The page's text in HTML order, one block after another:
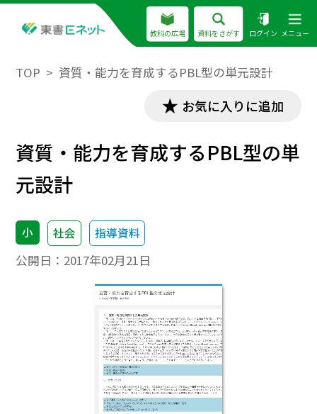
教科の広場 資料をさがす ログイン メニュー
TOP 資質・能力を育成するPBL型の単元設計
お気に入りに追加
資質・能力を育成するPBL型の単
元設計
小 社会 指導資料
公開日： 2017年02月21日